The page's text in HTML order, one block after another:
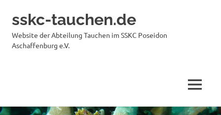
Zum
sskc-tauchen.de
Website der Abteilung Tauchen im SSKC Poseidon
Aschaffenburg e.V.
MENÜ